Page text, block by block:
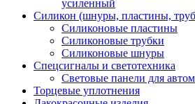
усиленный
Силикон (шнуры, пластины,
Силиконовые пластины
Силиконовые трубки
Силиконовые шнуры
Спецсигналы и светотехника
Световые панели для
Торцевые уплотнения